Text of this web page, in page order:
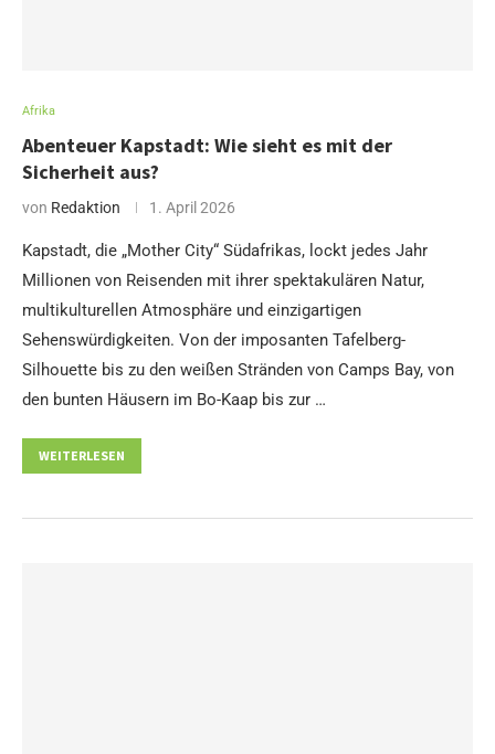
Afrika
Abenteuer Kapstadt: Wie sieht es mit der
Sicherheit aus?
von Redaktion 1. April 2026
Kapstadt, die „Mother City“ Südafrikas, lockt jedes Jahr
Millionen von Reisenden mit ihrer spektakulären Natur,
multikulturellen Atmosphäre und einzigartigen
Sehenswürdigkeiten. Von der imposanten Tafelberg-
Silhouette bis zu den weißen Stränden von Camps Bay, von
den bunten Häusern im Bo-Kaap bis zur …
WEITERLESEN